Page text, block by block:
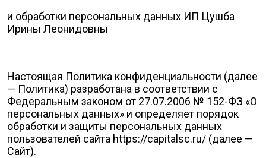
и обработки персональных данных ИП Цушба
Ирины Леонидовны
Настоящая Политика конфиденциальности (далее
— Политика) разработана в соответствии с
Федеральным законом от 27.07.2006 № 152-ФЗ «О
персональных данных» и определяет порядок
обработки и защиты персональных данных
пользователей сайта https://capitalsc.ru/ (далее —
Сайт).